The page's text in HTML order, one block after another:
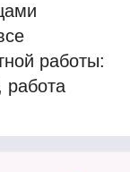
работы:
работа